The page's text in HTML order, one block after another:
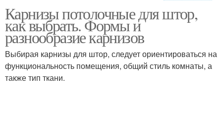
Карниз по способу Карниз с поворотом
Карниз от эксперта
Карнизы потолочные для штор,
как выбрать. Формы и
разнообразие карнизов
Выбирая карнизы для штор, следует ориентироваться на
функциональность помещения, общий стиль комнаты, а
также тип ткани.